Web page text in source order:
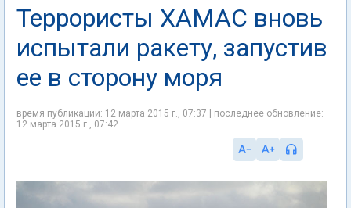
Террористы ХАМАС вновь
испытали ракету, запустив
ее в сторону моря
время публикации: 12 марта 2015 г., 07:37 | последнее обновление:
12 марта 2015 г., 07:42